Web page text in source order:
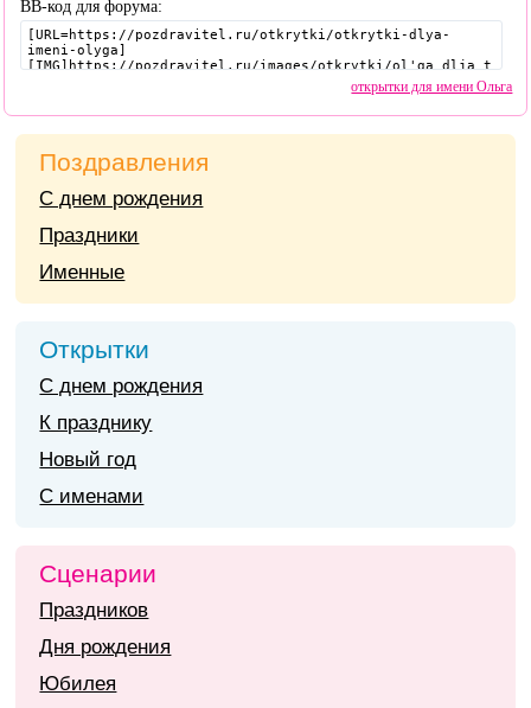
BB-код для форума:
открытки для имени Ольга
Поздравления
С днем рождения
Праздники
Именные
Открытки
С днем рождения
К празднику
Новый год
С именами
Сценарии
Праздников
Дня рождения
Юбилея